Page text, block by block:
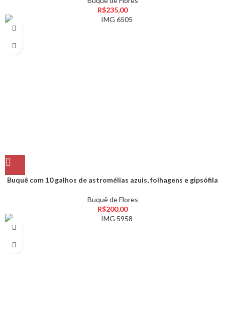
R$235,00
Buquê com 10 galhos de astromélias azuis, folhagens e gipsófila
Buquê de Flores
R$200,00